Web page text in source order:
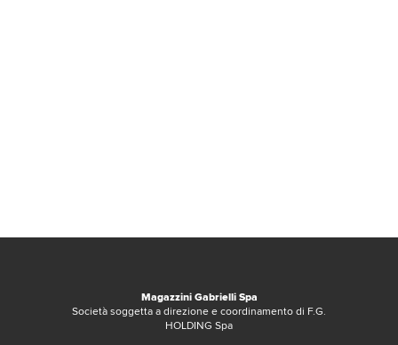
Magazzini Gabrielli Spa
Società soggetta a direzione e coordinamento di F.G.
HOLDING Spa